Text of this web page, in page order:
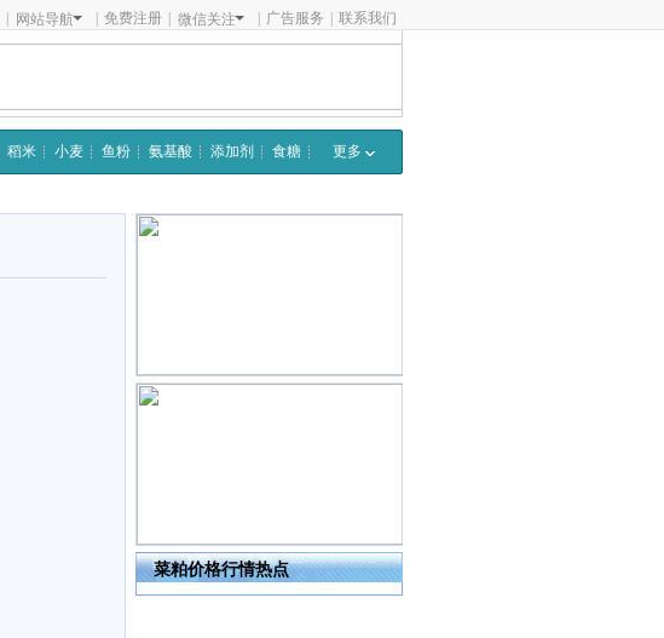
网站导航 免费注册 微信关注 广告服务 联系我们
稻米 小麦 鱼粉 氨基酸 添加剂 食糖 更多
菜粕价格行情热点